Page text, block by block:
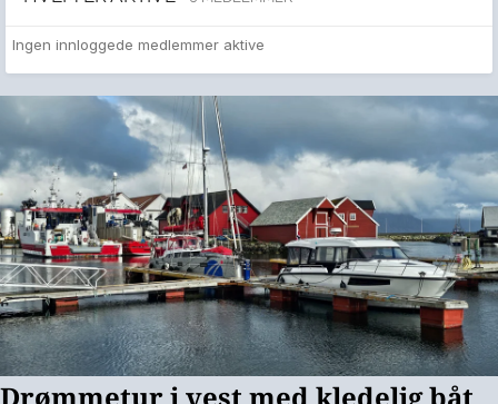
Ingen innloggede medlemmer aktive